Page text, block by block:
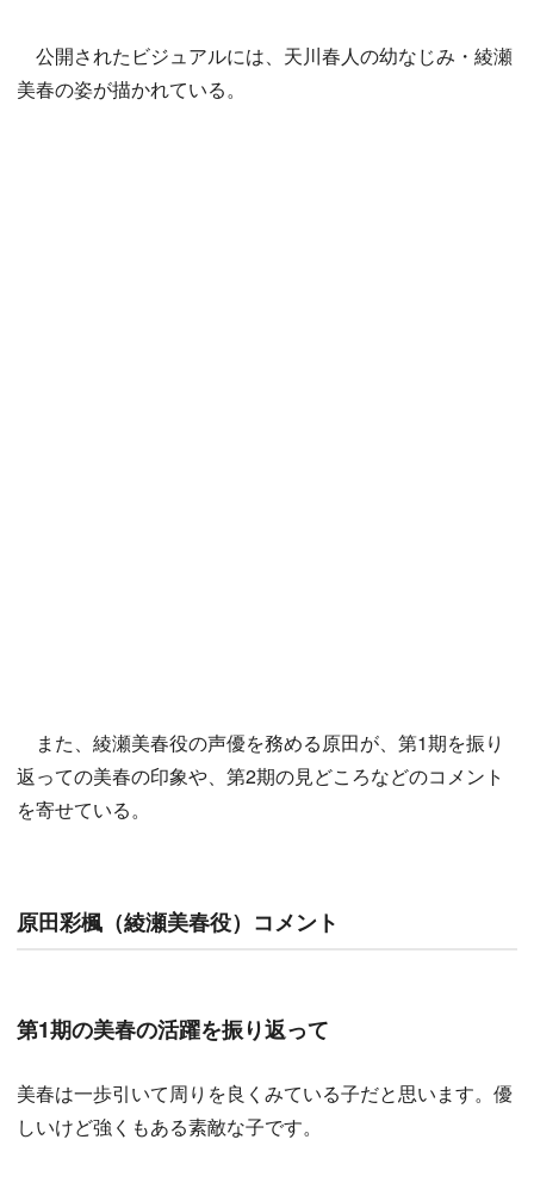
公開されたビジュアルには、天川春人の幼なじみ・綾瀬
美春の姿が描かれている。
また、綾瀬美春役の声優を務める原田が、第1期を振り
返っての美春の印象や、第2期の見どころなどのコメント
を寄せている。
原田彩楓（綾瀬美春役）コメント
第1期の美春の活躍を振り返って
美春は一歩引いて周りを良くみている子だと思います。優
しいけど強くもある素敵な子です。